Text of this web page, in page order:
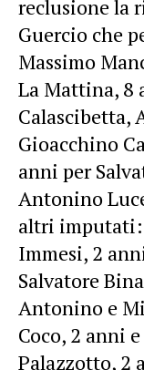
reclusione la
Guercio che
Massimo
La Mattina, 8
Calascibetta,
Gioacchino
anni per
Antonino
altri imputati:
Immesi, 2
Salvatore
Antonino e
Coco, 2 anni
Palazzotto, 2